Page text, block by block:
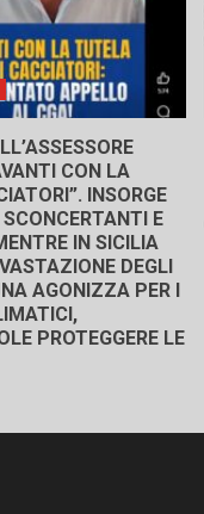
CON LA
INSORGE
E
IN SICILIA
DEGLI
AGONIZZA PER I
PROTEGGERE LE